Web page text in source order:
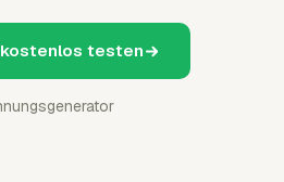
kostenlos testen